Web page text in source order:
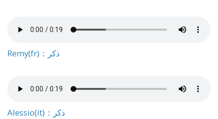
Remy(fr)：ذكر
Alessio(it)：ذكر